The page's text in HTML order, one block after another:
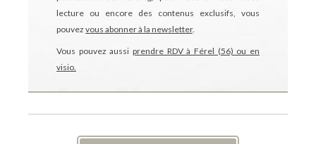
lecture ou encore des contenus exclusifs, vous
pouvez vous abonner à la newsletter.
Vous pouvez aussi prendre RDV à Férel (56) ou en
visio.